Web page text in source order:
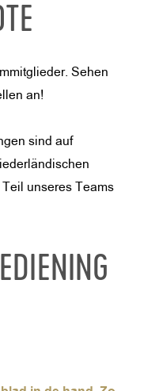
Sehen
an!
sind auf
unseres Teams